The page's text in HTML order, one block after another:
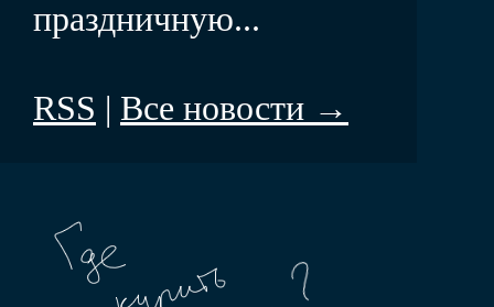
праздничную...
RSS | Все новости →